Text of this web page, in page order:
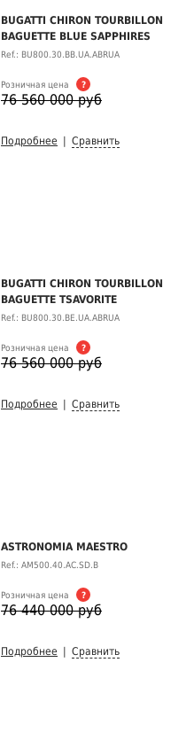
BUGATTI CHIRON TOURBILLON
BAGUETTE BLUE SAPPHIRES
Ref.: BU800.30.BB.UA.ABRUA
Розничная цена ?
76 560 000 руб
Подробнее Сравнить
BUGATTI CHIRON TOURBILLON
BAGUETTE TSAVORITE
Ref.: BU800.30.BE.UA.ABRUA
Розничная цена ?
76 560 000 руб
Подробнее Сравнить
ASTRONOMIA MAESTRO
Ref.: AM500.40.AC.SD.B
Розничная цена ?
76 440 000 руб
Подробнее Сравнить